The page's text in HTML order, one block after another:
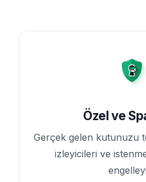
Özel ve
Gerçek gelen kutunuzu
izleyicileri ve